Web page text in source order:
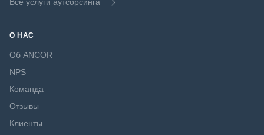
О НАС
Об ANCOR
NPS
Команда
Отзывы
Клиенты